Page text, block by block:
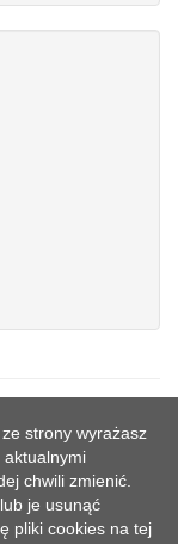
strony wyrażasz
aktualnymi
chwili zmienić.
je usunąć
pliki cookies na tej